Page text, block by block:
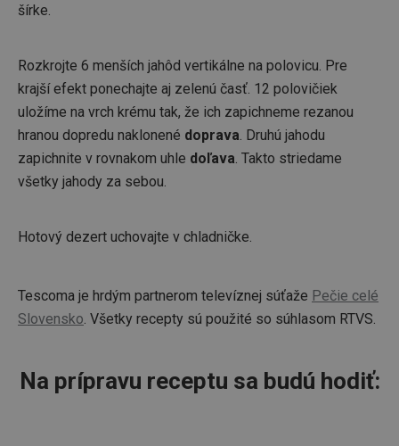
šírke.
Rozkrojte 6 menších jahôd vertikálne na polovicu. Pre
krajší efekt ponechajte aj zelenú časť. 12 polovičiek
uložíme na vrch krému tak, že ich zapichneme rezanou
hranou dopredu naklonené doprava . Druhú jahodu
zapichnite v rovnakom uhle doľava . Takto striedame
všetky jahody za sebou.
Hotový dezert uchovajte v chladničke.
Tescoma je hrdým partnerom televíznej súťaže Pečie celé
Slovensko . Všetky recepty sú použité so súhlasom RTVS.
Na prípravu receptu sa budú hodiť:
Základné (funkčné) cookies
Analytické a preferenčné cookies
Marketingové cookies
Funkčné súbory
Nevyhnutne potrebné súbory cookie umožňujú
správne používať bez nevyhnutne potrebných
súborov cookie.
receive-cookie-deprecation
.doubleclick.net
4 mesiace
4 týždne